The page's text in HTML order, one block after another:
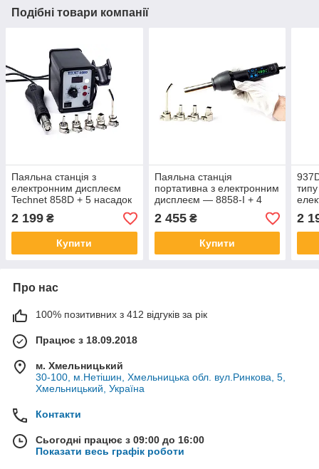
Подібні товари компанії
Паяльна станція з
електронним дисплеєм
Technet 858D + 5 насадок
2 199 ₴
Купити
Паяльна станція
портативна з електронним
дисплеєм — 8858-I + 4
насадки
2 455₴
Купити
2
Про нас
100% позитивних з 412 відгуків за рік
Працює з 18.09.2018
м. Хмельницький
30-100, м.Нетішин, Хмельницька обл. вул.Ринкова, 5,
Хмельницький, Україна
Контакти
Сьогодні працює з 09:00 до 16:00
Показати весь графік роботи